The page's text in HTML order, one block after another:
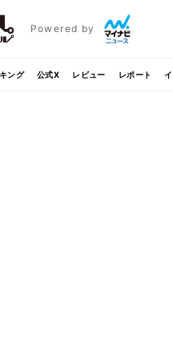
Powered by
ング 公式X レビュー レポート